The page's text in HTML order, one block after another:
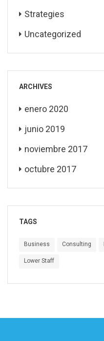
Strategies
Uncategorized
ARCHIVES
enero 2020
junio 2019
noviembre 2017
octubre 2017
TAGS
Business Consulting
Lower Staff